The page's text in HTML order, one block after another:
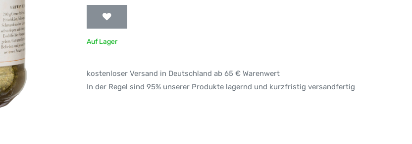
Auf Lager
kostenloser Versand in Deutschland ab 65 € Warenwert
In der Regel sind 95% unserer Produkte lagernd und kurzfristig versandfertig